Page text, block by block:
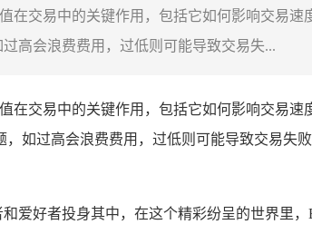
在交易中的关键作用，包括它如何影响交易
高会浪费费用，过低则可能导致交易失...
在交易中的关键作用，包括它如何影响交易速
如过高会浪费费用，过低则可能导致交易失
爱好者投身其中，在这个精彩纷呈的世界里